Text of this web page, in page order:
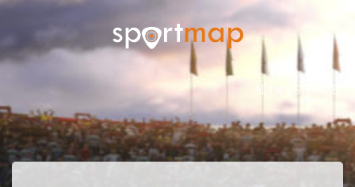
ADMINISTRACE